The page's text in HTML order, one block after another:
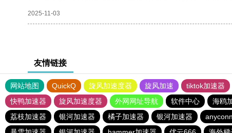
2025-11-03
友情链接
网站地图 QuickQ 旋风加速度器 旋风加速 tiktok加速器
快鸭加速器
旋风加速度器 外网网址导航 软件中心 海鸥
荔枝加速器
银河加速器 橘子加速器 银河加速器